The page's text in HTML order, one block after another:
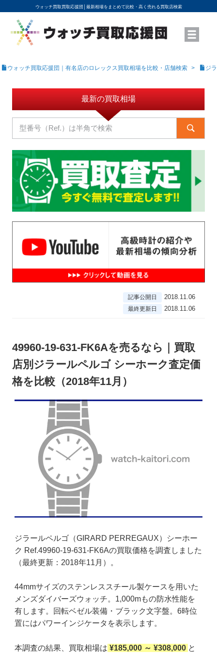
ウォッチ買取買取応援団│ 最新相場をまとめて比較・高く売れる買取店検索
YouTubeで動画を公開中
ROLEXモデル名から買取相場を調べる
高級時計ブランド名から買取相場を調べる
地域から買取店を探す
店舗名から買取店を探す
ブランド時計を高く売る方法
買取査定を依頼する
ウォッチ買取応援団｜有名店のロレックス買取相場を比較・店舗検索 ジ
最新の買取相場
記事公開日 2018.11.06
最終更新日 2018.11.06
49960-19-631-FK6Aを売るなら｜買取
店別ジラールペルゴ シーホーク査定価
格を比較（2018年11月）
ジラールペルゴ（GIRARD PERREGAUX）シーホー
ク Ref.49960-19-631-FK6Aの買取価格を調査しました
（最終更新：2018年11月）。
44mmサイズのステンレススチール製ケースを用いた
メンズダイバーズウォッチ。1,000mもの防水性能を
有します。回転ベゼル装備・ブラック文字盤。6時位
置にはパワーインジケータを表示します。
本調査の結果、買取相場は ¥185,000 ～ ¥308,000 と